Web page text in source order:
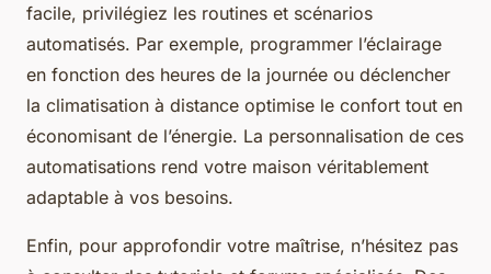
facile, privilégiez les routines et scénarios
automatisés. Par exemple, programmer l’éclairage
en fonction des heures de la journée ou déclencher
la climatisation à distance optimise le confort tout en
économisant de l’énergie. La personnalisation de ces
automatisations rend votre maison véritablement
adaptable à vos besoins.
Enfin, pour approfondir votre maîtrise, n’hésitez pas